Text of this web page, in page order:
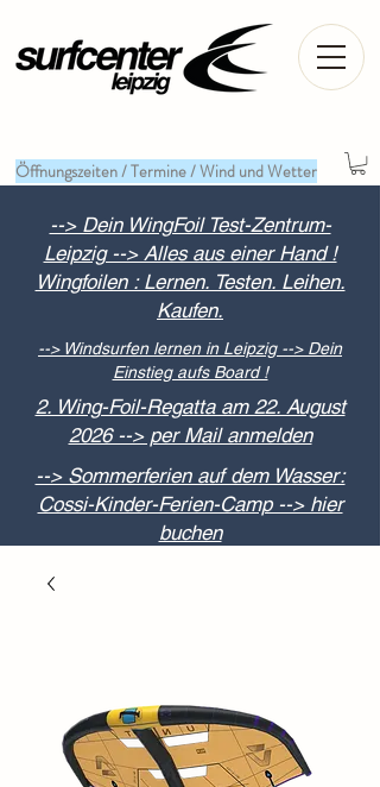
Öffnungszeiten / Termine / Wind und Wetter
--> Dein WingFoil Test-Zentrum-
Leipzig --> Alles aus einer Hand !
Wingfoilen : Lernen. Testen. Leihen.
Kaufen.
--> Windsurfen lernen in Leipzig --> Dein
Einstieg aufs Board !
2. Wing-Foil-Regatta am 22. August
2026 --> per Mail anmelden
--> Sommerferien auf dem Wasser:
Cossi-Kinder-Ferien-Camp --> hier
buchen